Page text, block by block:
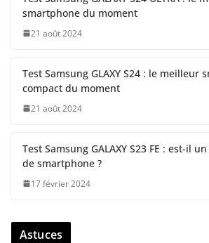
smartphone du moment
21 août 2024
Test Samsung GLAXY S24 : le meilleur
compact du moment
21 août 2024
Test Samsung GALAXY S23 FE : est-il
de smartphone ?
17 février 2024
Astuces